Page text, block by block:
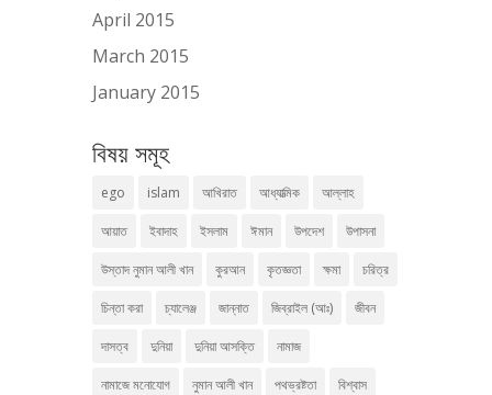
April 2015
March 2015
January 2015
বিষয় সমূহ
ego islam আখিরাত আধ্যাত্মিক আল্লাহ
আয়াত ইবাদাহ ইসলাম ঈমান উপদেশ উপাসনা
উস্তাদ নুমান আলী খান কুরআন কৃতজ্ঞতা ক্ষমা চরিত্র
চিন্তা করা চ্যালেঞ্জ জান্নাত জিব্রাইল (আঃ) জীবন
দাসত্ব দুনিয়া দুনিয়া আসক্তি নামাজ
নামাজে মনোযোগ নুমান আলী খান পথভ্রষ্টতা বিশ্বাস